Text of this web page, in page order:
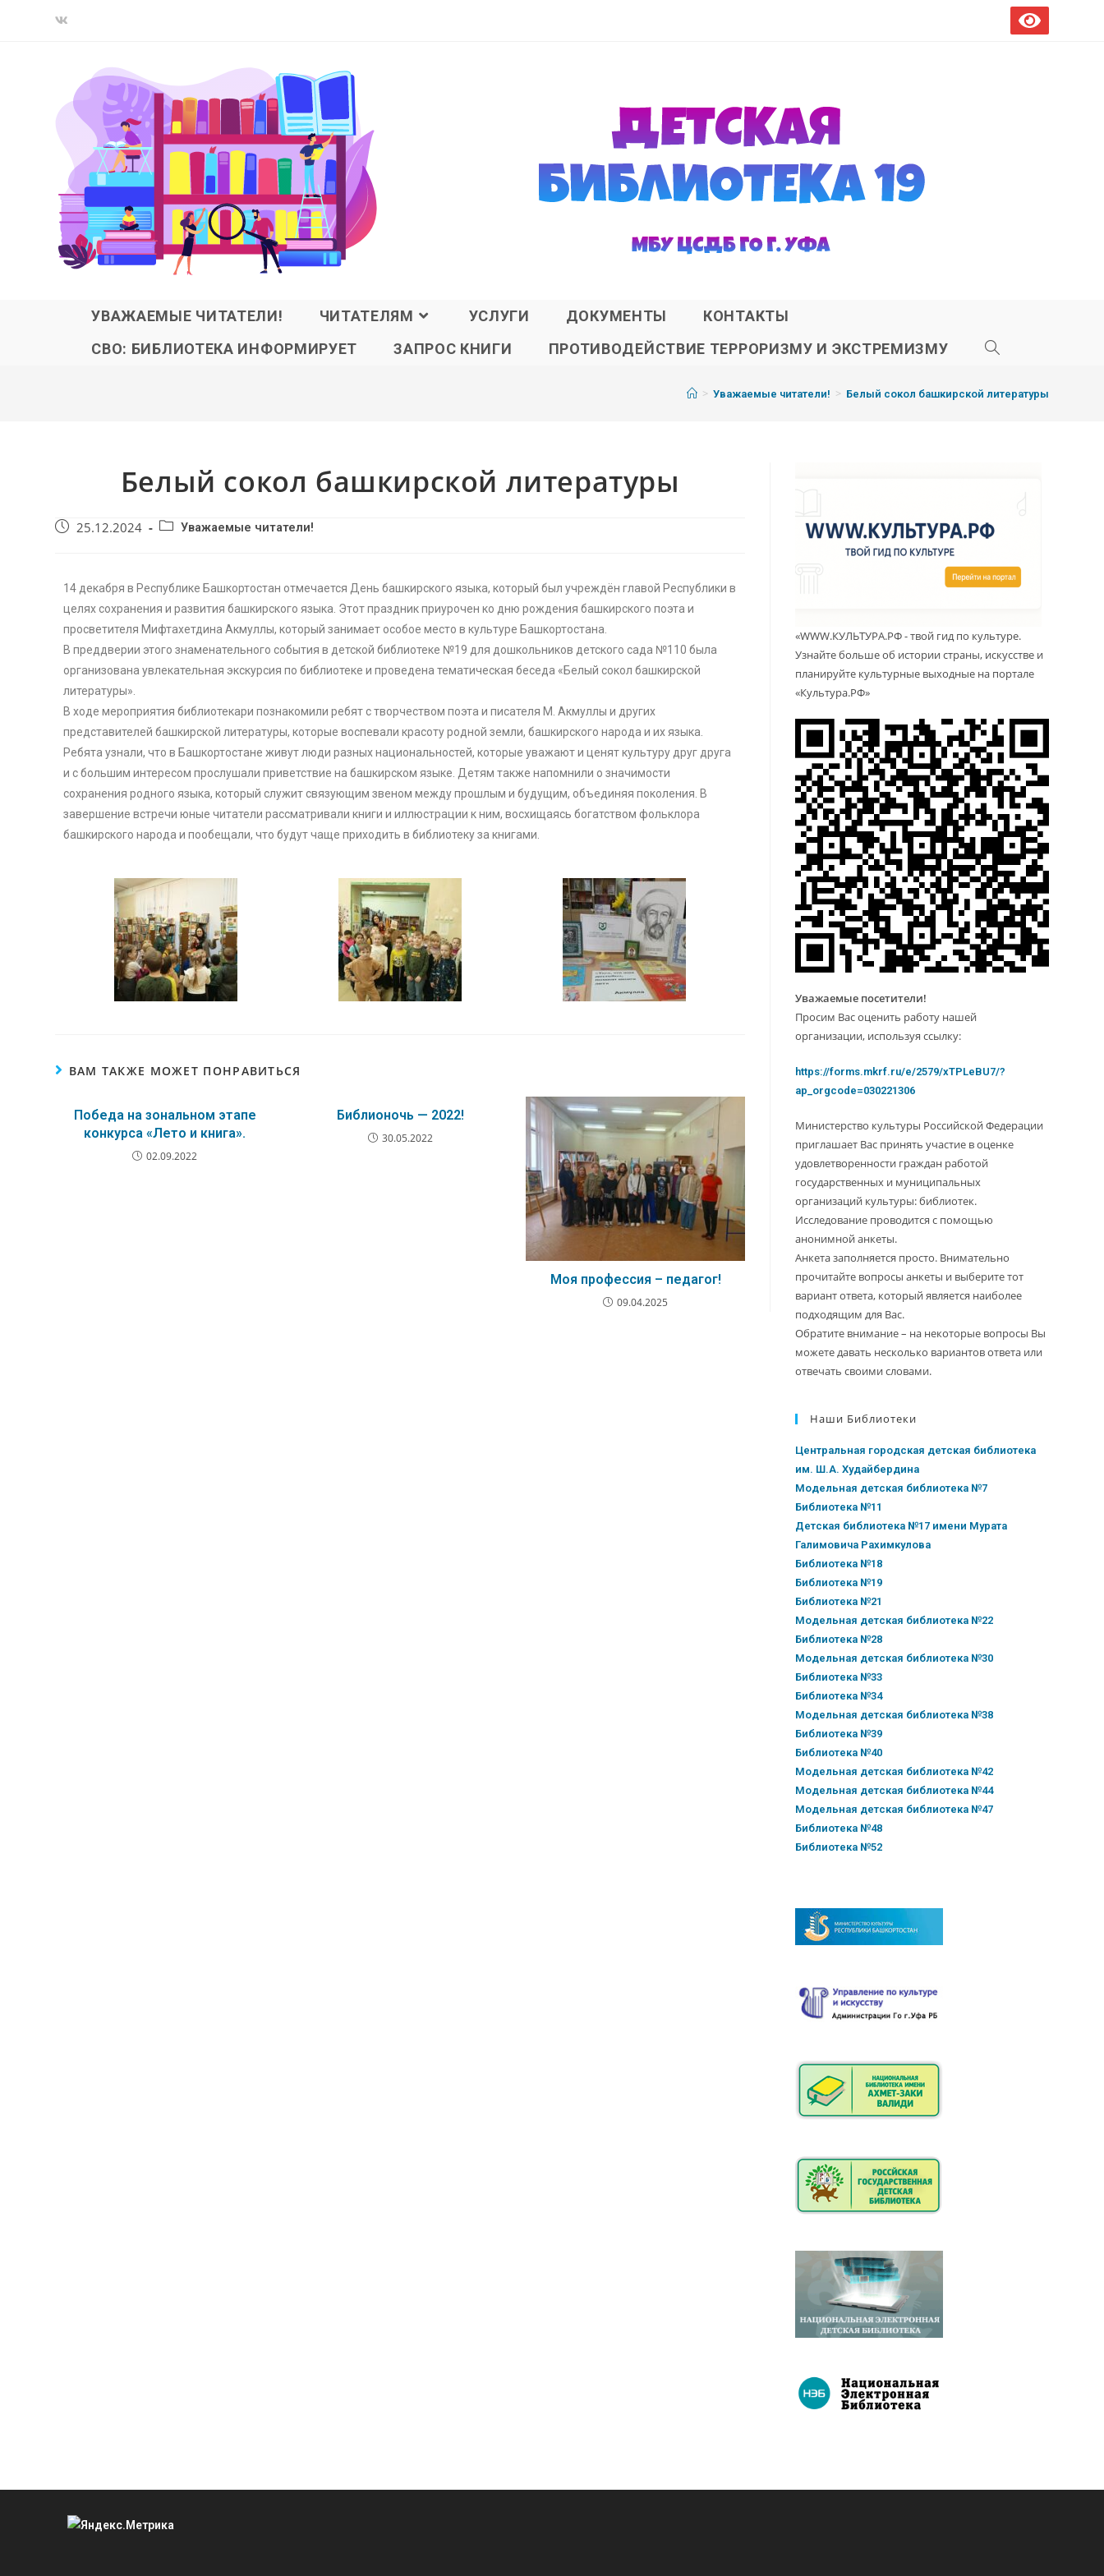
УВАЖАЕМЫЕ ЧИТАТЕЛИ! ЧИТАТЕЛЯМ УСЛУГИ ДОКУМЕНТЫ
КОНТАКТЫ
СВО: БИБЛИОТЕКА ИНФОРМИРУЕТ
ЗАПРОС КНИГИ ПРОТИВОДЕЙСТВИЕ ТЕРРОРИЗМУ И ЭКСТРЕМИЗМУ
> Уважаемые читатели! > Белый сокол башкирской литературы
Белый сокол башкирской литературы
25.12.2024 Уважаемые читатели!
14 декабря в Республике Башкортостан отмечается День башкирского языка, который был учреждён главой Республики в
целях сохранения и развития башкирского языка. Этот праздник приурочен ко дню рождения башкирского поэта и
просветителя Мифтахетдина Акмуллы, который занимает особое место в культуре Башкортостана.
В преддверии этого знаменательного события в детской библиотеке №19 для дошкольников детского сада №110 была
организована увлекательная экскурсия по библиотеке и проведена тематическая беседа «Белый сокол башкирской
литературы».
В ходе мероприятия библиотекари познакомили ребят с творчеством поэта и писателя М. Акмуллы и других
представителей башкирской литературы, которые воспевали красоту родной земли, башкирского народа и их языка.
Ребята узнали, что в Башкортостане живут люди разных национальностей, которые уважают и ценят культуру друг друга
и с большим интересом прослушали приветствие на башкирском языке. Детям также напомнили о значимости
сохранения родного языка, который служит связующим звеном между прошлым и будущим, объединяя поколения. В
завершение встречи юные читатели рассматривали книги и иллюстрации к ним, восхищаясь богатством фольклора
башкирского народа и пообещали, что будут чаще приходить в библиотеку за книгами.
ВАМ ТАКЖЕ МОЖЕТ ПОНРАВИТЬСЯ
Победа на зональном этапе
конкурса «Лето и книга».
02.09.2022
Библионочь — 2022!
30.05.2022
Моя профессия – педагог!
09.04.2025
«WWW.КУЛЬТУРА.РФ - твой гид по культуре.
Узнайте больше об истории страны, искусстве и
планируйте культурные выходные на портале
«Культура.РФ»
Уважаемые посетители!
Просим Вас оценить работу нашей
организации, используя ссылку:
https://forms.mkrf.ru/e/2579/xTPLeBU7/?
ap_orgcode=030221306
Министерство культуры Российской Федерации
приглашает Вас принять участие в оценке
удовлетворенности граждан работой
государственных и муниципальных
организаций культуры: библиотек.
Исследование проводится с помощью
анонимной анкеты.
Анкета заполняется просто. Внимательно
прочитайте вопросы анкеты и выберите тот
вариант ответа, который является наиболее
подходящим для Вас.
Обратите внимание – на некоторые вопросы Вы
можете давать несколько вариантов ответа или
отвечать своими словами.
Наши Библиотеки
Центральная городская детская библиотека
им. Ш.А. Худайбердина
Модельная детская библиотека №7
Библиотека №11
Детская библиотека №17 имени Мурата
Галимовича Рахимкулова
Библиотека №18
Библиотека №19
Библиотека №21
Модельная детская библиотека №22
Библиотека №28
Модельная детская библиотека №30
Библиотека №33
Библиотека №34
Модельная детская библиотека №38
Библиотека №39
Библиотека №40
Модельная детская библиотека №42
Модельная детская библиотека №44
Модельная детская библиотека №47
Библиотека №48
Библиотека №52